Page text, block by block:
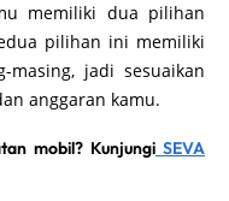
memiliki dua pilihan
pilihan ini memiliki
masing, jadi sesuaikan
anggaran kamu.
mobil? Kunjungi SEVA